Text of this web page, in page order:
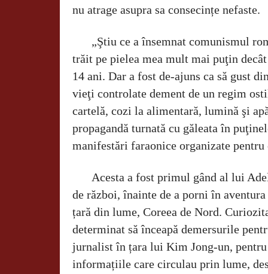
nu atrage asupra sa consecințe nefaste.
„Ştiu ce a însemnat comunismul
trăit pe pielea mea mult mai puţin
14 ani. Dar a fost de-ajuns ca să gust
vieţi controlate dement de un regim
cartelă, cozi la alimentară, lumină şi
propagandă turnată cu găleata în
manifestări faraonice organizate
Acesta a fost primul gând al lui
de război, înainte de a porni în
țară din lume, Coreea de Nord.
determinat să înceapă demersurile
jurnalist în țara lui Kim Jong-un,
informațiile care circulau prin lume,